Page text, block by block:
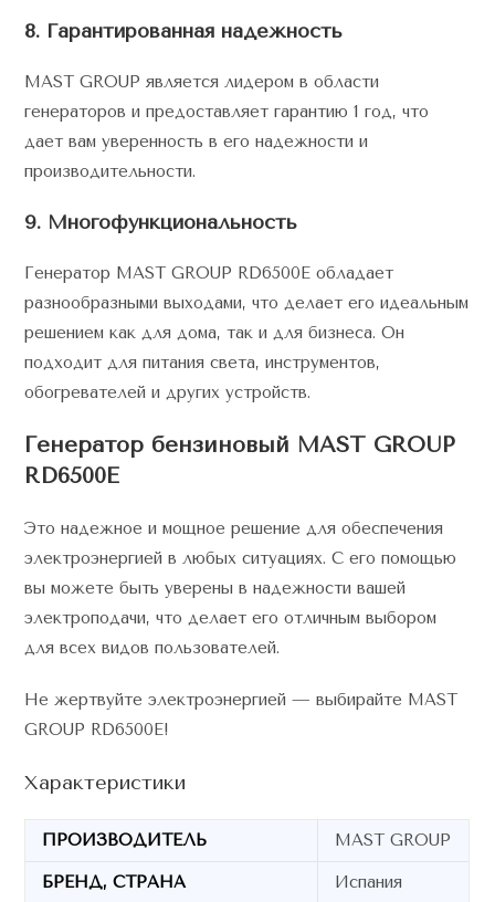
8. Гарантированная надежность
MAST GROUP является лидером в области
генераторов и предоставляет гарантию 1 год, что
дает вам уверенность в его надежности и
производительности.
9. Многофункциональность
Генератор MAST GROUP RD6500E обладает
разнообразными выходами, что делает его идеальным
решением как для дома, так и для бизнеса. Он
подходит для питания света, инструментов,
обогревателей и других устройств.
Генератор бензиновый MAST GROUP
RD6500E
Это надежное и мощное решение для обеспечения
электроэнергией в любых ситуациях. С его помощью
вы можете быть уверены в надежности вашей
электроподачи, что делает его отличным выбором
для всех видов пользователей.
Не жертвуйте электроэнергией — выбирайте MAST
GROUP RD6500E!
Характеристики
ПРОИЗВОДИТЕЛЬ MAST GROUP
БРЕНД, СТРАНА Испания